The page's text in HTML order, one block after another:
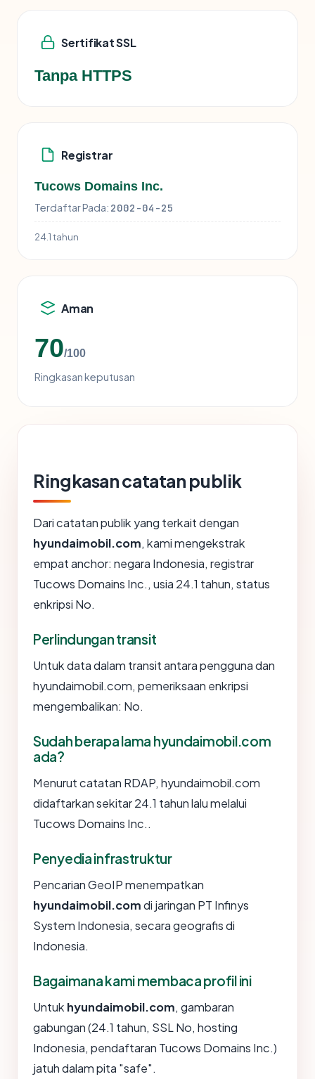
Sertifikat SSL
Tanpa HTTPS
Registrar
Tucows Domains Inc.
Terdaftar Pada: 2002-04-25
24.1 tahun
Aman
70/100
Ringkasan keputusan
Ringkasan catatan publik
Dari catatan publik yang terkait dengan
hyundaimobil.com, kami mengekstrak
empat anchor: negara Indonesia, registrar
Tucows Domains Inc., usia 24.1 tahun, status
enkripsi No.
Perlindungan transit
Untuk data dalam transit antara pengguna dan
hyundaimobil.com, pemeriksaan enkripsi
mengembalikan: No.
Sudah berapa lama hyundaimobil.com
ada?
Menurut catatan RDAP, hyundaimobil.com
didaftarkan sekitar 24.1 tahun lalu melalui
Tucows Domains Inc..
Penyedia infrastruktur
Pencarian GeoIP menempatkan
hyundaimobil.comdi jaringan PT Infinys
System Indonesia, secara geografis di
Indonesia.
Bagaimana kami membaca profil ini
Untuk hyundaimobil.com, gambaran
gabungan (24.1 tahun, SSL No, hosting
Indonesia, pendaftaran Tucows Domains Inc.)
jatuh dalam pita "safe".